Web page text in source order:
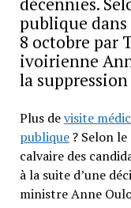
publique
8 octobre par
ivoirienne
la
Plus devisite
publique? Selon le
calvaire des
à la suite d’une
ministre Anne